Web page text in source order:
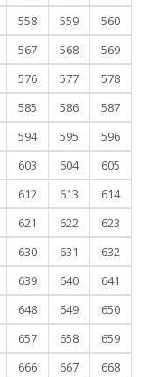
558 559
560
567 568
569
576 577
578
585 586
587
594 595
596
603 604
605
612 613
614
621 622
623
630 631
632
639 640
641
648 649
650
657 658
659
666 667
668